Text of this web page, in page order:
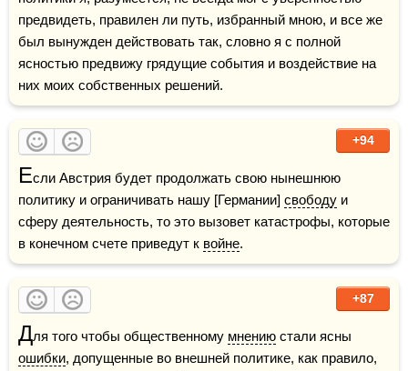
предвидеть, правилен ли путь, избранный мною, и все же
был вынужден действовать так, словно я с полной
ясностью предвижу грядущие события и воздействие на
них моих собственных решений.
+94
Если Австрия будет продолжать свою нынешнюю
политику и ограничивать нашу [Германии] свободу и
сферу деятельность, то это вызовет катастрофы, которые
в конечном счете приведут к войне.
+87
Для того чтобы общественному мнению
ошибки, допущенные во внешней политике, как правило,